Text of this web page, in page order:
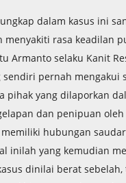
dalam kasus ini
menyakiti rasa keadilan
Armanto selaku Kanit
sendiri pernah mengakui
pihak yang dilaporkan
dan penipuan oleh
hubungan
inilah yang kemudian
dinilai berat sebelah,